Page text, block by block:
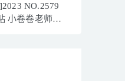
NO.2579
小卷卷老师